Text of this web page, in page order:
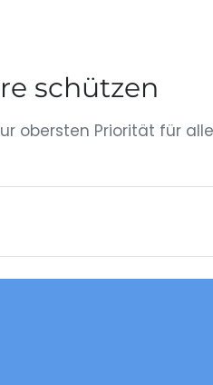
schützen
obersten Priorität für alle